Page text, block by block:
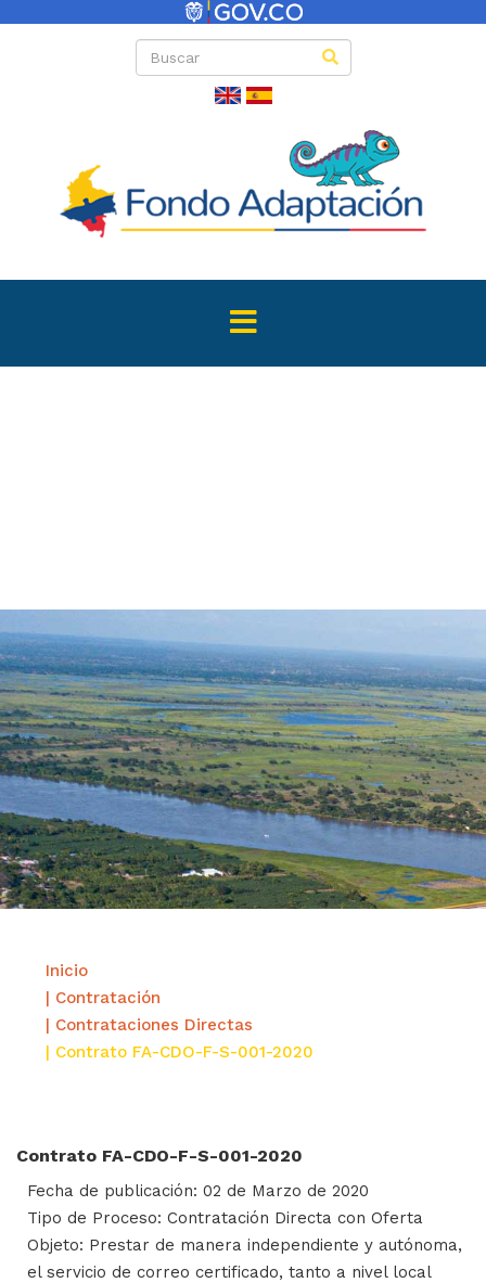
Directas
Inicio
| Contratación
| Contrataciones Directas
| Contrato FA-CDO-F-S-001-2020
Contrato FA-CDO-F-S-001-2020
Fecha de publicación: 02 de Marzo de 2020
Tipo de Proceso: Contratación Directa con Oferta
Objeto: Prestar de manera independiente y autónoma,
el servicio de correo certificado, tanto a nivel local